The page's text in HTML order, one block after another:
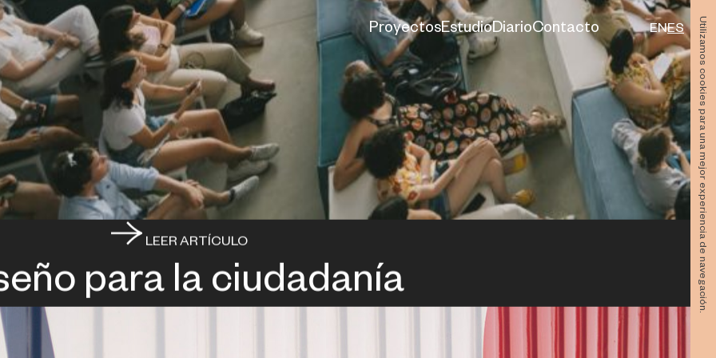
Utilizamos cookies para una mejor experiencia de navegación.
ProyectosEstudioDiarioContacto ENES
LEER ARTÍCULO
para la ciudadanía